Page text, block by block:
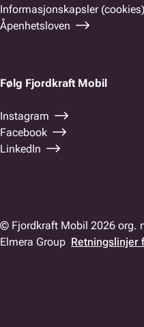
Informasjonskapsler (cookies)
Åpenhetsloven
Følg Fjordkraft Mobil
Instagram
Facebook
LinkedIn
© Fjordkraft Mobil 2026 org.
Elmera Group Retningslinjer